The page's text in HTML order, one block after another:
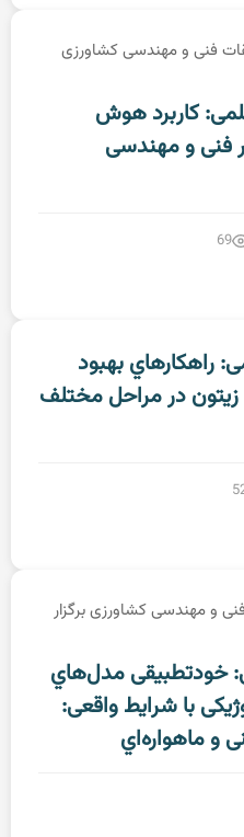
فنی و مهندسی کشاورزی
کاربرد هوش
فنی و مهندسی
69
راهکارهاي بهبود
در مراحل مختلف
و مهندسی کشاورزی برگزار
خودتطبیقی مدل‌هاي
با شرایط واقعی:
و ماهواره‌اي